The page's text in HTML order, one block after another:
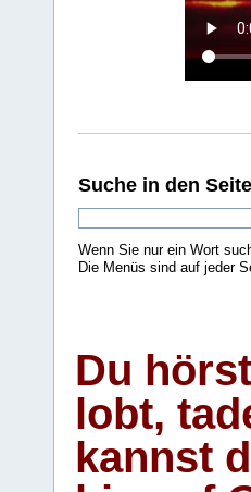
Suche in den
Wenn Sie nur ein Wort
Die Menüs sind auf jeder
Du
lobt,
kannst